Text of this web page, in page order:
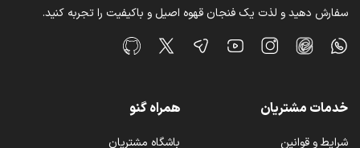
سفارش دهید و لذت یک فنجان قهوه اصیل و باکیفیت را تجربه کنید.
خدمات مشتریان
شرایط و قوانین
همراه گنو
باشگاه مشتریان